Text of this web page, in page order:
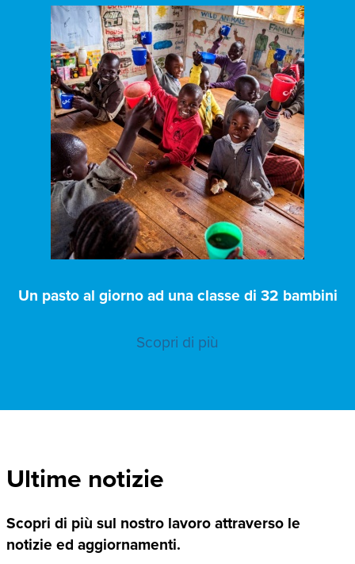
Un pasto al giorno ad una classe di 32 bambini
Scopri di più
Ultime notizie
Scopri di più sul nostro lavoro attraverso le
notizie ed aggiornamenti.